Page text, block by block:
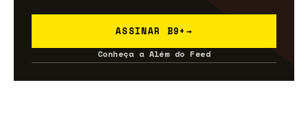
ASSINAR B9+ →
Conheça a Além do Feed